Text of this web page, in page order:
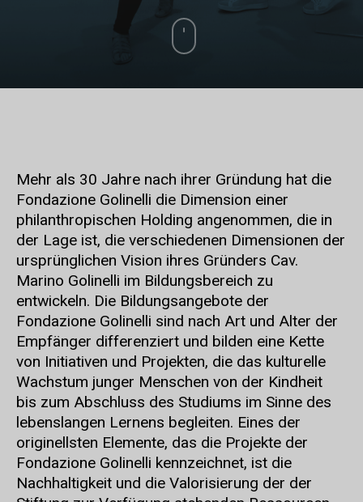
Mehr als 30 Jahre nach ihrer Gründung hat die
Fondazione Golinelli die Dimension einer
philanthropischen Holding angenommen, die in
der Lage ist, die verschiedenen Dimensionen der
ursprünglichen Vision ihres Gründers Cav.
Marino Golinelli im Bildungsbereich zu
entwickeln. Die Bildungsangebote der
Fondazione Golinelli sind nach Art und Alter der
Empfänger differenziert und bilden eine Kette
von Initiativen und Projekten, die das kulturelle
Wachstum junger Menschen von der Kindheit
bis zum Abschluss des Studiums im Sinne des
lebenslangen Lernens begleiten. Eines der
originellsten Elemente, das die Projekte der
Fondazione Golinelli kennzeichnet, ist die
Nachhaltigkeit und die Valorisierung der der